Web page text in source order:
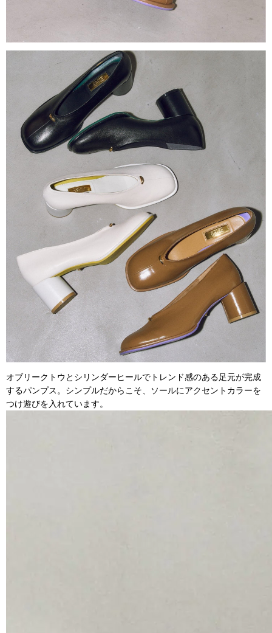
オブリークトウとシリンダーヒールでトレンド感のある足元が完成
するパンプス。シンプルだからこそ、ソールにアクセントカラーを
つけ遊びを入れています。